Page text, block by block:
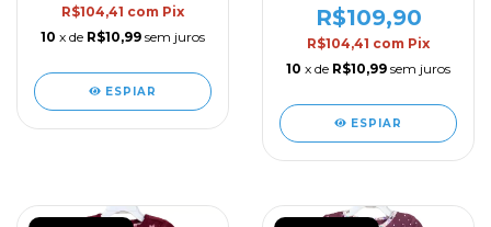
R$104,41 com Pix
10 x de R$10,99 sem juros
ESPIAR
R$109,90
R$104,41 com Pix
10 x de R$10,99 sem juros
ESPIAR